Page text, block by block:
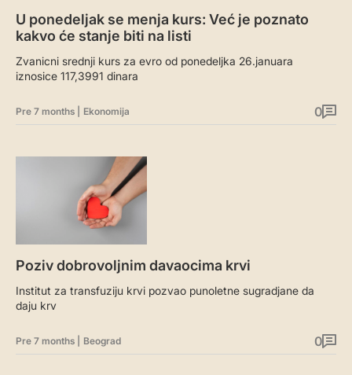
U ponedeljak se menja kurs: Već je poznato
kakvo će stanje biti na listi
Zvanicni srednji kurs za evro od ponedeljka 26.januara
iznosice 117,3991 dinara
Pre 7 months Ekonomija 0
Poziv dobrovoljnim davaocima krvi
Institut za transfuziju krvi pozvao punoletne sugradjane da
daju krv
Pre 7 months Beograd 0